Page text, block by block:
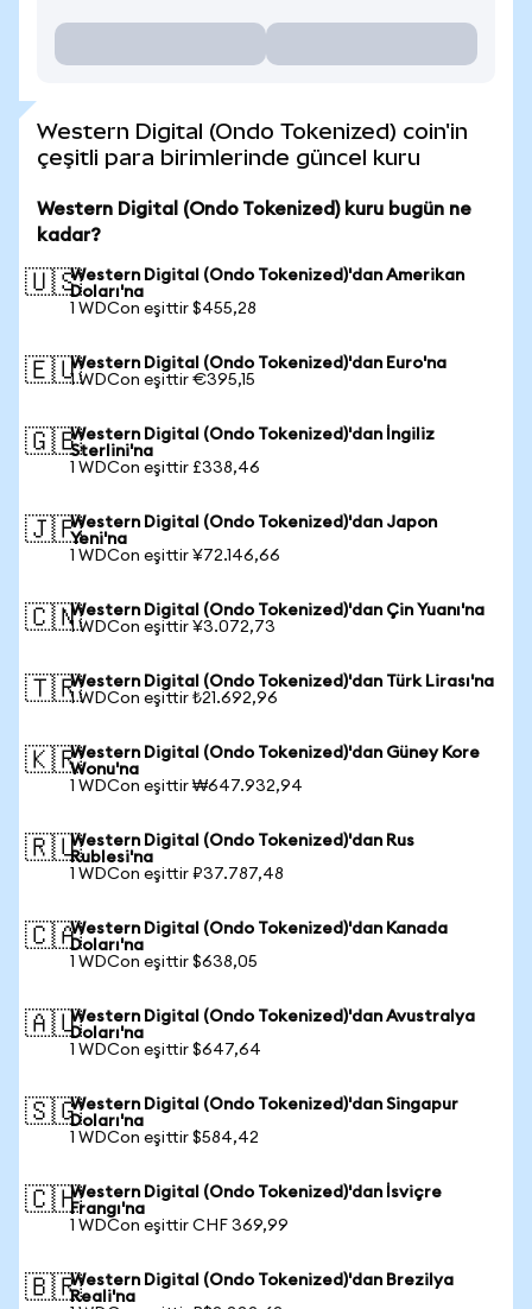
Western Digital (Ondo Tokenized) coin'in
çeşitli para birimlerinde güncel kuru
Western Digital (Ondo Tokenized) kuru bugün ne
kadar?
🇺🇸Western Digital (Ondo Tokenized)'dan Amerikan
Doları'na
1 WDCon eşittir $455,28
🇪🇺Western Digital (Ondo Tokenized)'dan Euro'na
1 WDCon eşittir €395,15
🇬🇧Western Digital (Ondo Tokenized)'dan İngiliz
Sterlini'na
1 WDCon eşittir £338,46
🇯🇵Western Digital (Ondo Tokenized)'dan Japon
Yeni'na
1 WDCon eşittir ¥72.146,66
🇨🇳Western Digital (Ondo Tokenized)'dan Çin Yuanı'na
1 WDCon eşittir ¥3.072,73
🇹🇷Western Digital (Ondo Tokenized)'dan Türk Lirası'na
1 WDCon eşittir ₺21.692,96
🇰🇷Western Digital (Ondo Tokenized)'dan Güney Kore
Wonu'na
1 WDCon eşittir ₩647.932,94
🇷🇺Western Digital (Ondo Tokenized)'dan Rus
Rublesi'na
1 WDCon eşittir ₽37.787,48
🇨🇦Western Digital (Ondo Tokenized)'dan Kanada
Doları'na
1 WDCon eşittir $638,05
🇦🇺Western Digital (Ondo Tokenized)'dan Avustralya
Doları'na
1 WDCon eşittir $647,64
🇸🇬Western Digital (Ondo Tokenized)'dan Singapur
Doları'na
1 WDCon eşittir $584,42
🇨🇭Western Digital (Ondo Tokenized)'dan İsviçre
Frangı'na
1 WDCon eşittir CHF 369,99
🇧🇷Western Digital (Ondo Tokenized)'dan Brezilya
Reali'na